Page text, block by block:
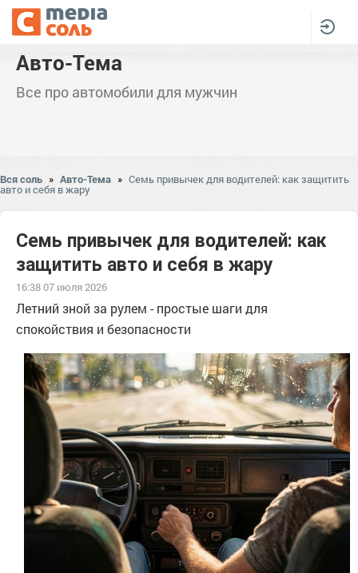
Авто-Тема
Все про автомобили для мужчин
Вся соль » Авто-Тема » Семь привычек для водителей: как защитить
авто и себя в жару
Семь привычек для водителей: как
защитить авто и себя в жару
16:38 07 июля 2026
Летний зной за рулем - простые шаги для
спокойствия и безопасности